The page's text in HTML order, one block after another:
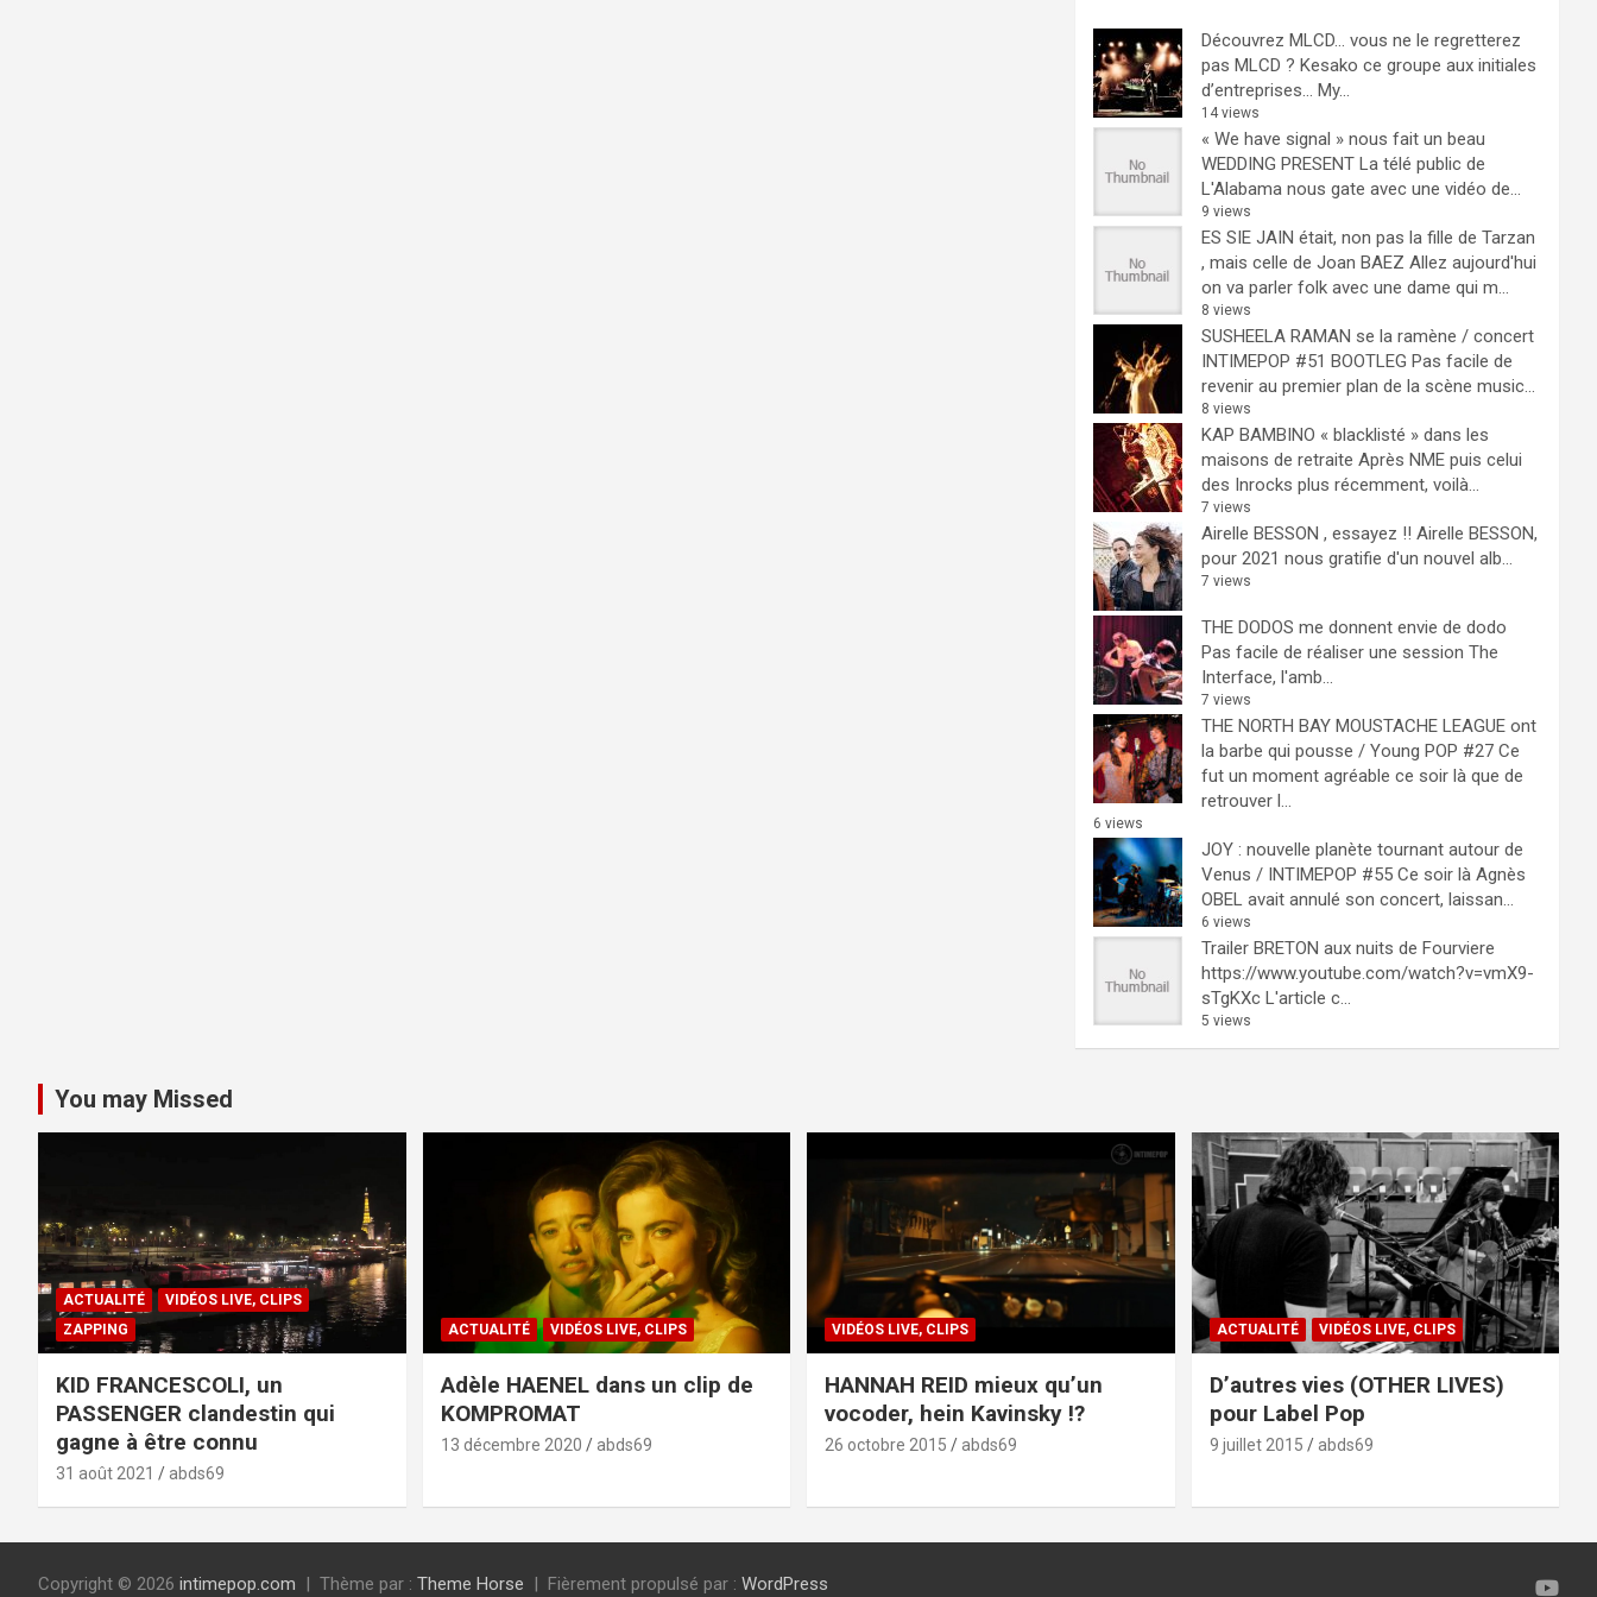
Découvrez MLCD… vous ne le regretterez
pas MLCD ? Kesako ce groupe aux initiales
d’entreprises… My...
14 views
« We have signal » nous fait un beau
WEDDING PRESENT La télé public de
L'Alabama nous gate avec une vidéo de...
9 views
ES SIE JAIN était, non pas la fille de Tarzan
, mais celle de Joan BAEZ Allez aujourd'hui
on va parler folk avec une dame qui m...
8 views
SUSHEELA RAMAN se la ramène / concert
INTIMEPOP #51 BOOTLEG Pas facile de
revenir au premier plan de la scène music...
8 views
KAP BAMBINO « blacklisté » dans les
maisons de retraite Après NME puis celui
des Inrocks plus récemment, voilà...
7 views
Airelle BESSON , essayez !! Airelle BESSON,
pour 2021 nous gratifie d'un nouvel alb...
7 views
THE DODOS me donnent envie de dodo
Pas facile de réaliser une session The
Interface, l'amb...
7 views
THE NORTH BAY MOUSTACHE LEAGUE ont
la barbe qui pousse / Young POP #27 Ce
fut un moment agréable ce soir là que de
retrouver l...
6 views
JOY : nouvelle planète tournant autour de
Venus / INTIMEPOP #55 Ce soir là Agnès
OBEL avait annulé son concert, laissan...
6 views
Trailer BRETON aux nuits de Fourviere
https://www.youtube.com/watch?v=vmX9-
sTgKXc L'article c...
5 views
You may Missed
ACTUALITÉ
VIDÉOS LIVE, CLIPS
ZAPPING
KID FRANCESCOLI, un
PASSENGER clandestin qui
gagne à être connu
31 août 2021 abds69
ACTUALITÉ VIDÉOS LIVE, CLIPS
Adèle HAENEL dans un clip de
KOMPROMAT
13 décembre 2020 abds69
VIDÉOS LIVE, CLIPS
HANNAH REID mieux qu’un
vocoder, hein Kavinsky !?
26 octobre 2015 abds69
ACTUALITÉ VIDÉOS LIVE, CLIPS
D’autres vies (OTHER LIVES)
pour Label Pop
9 juillet 2015 abds69
Copyright © 2026 intimepop.com Thème par : Theme Horse Fièrement propulsé par : WordPress